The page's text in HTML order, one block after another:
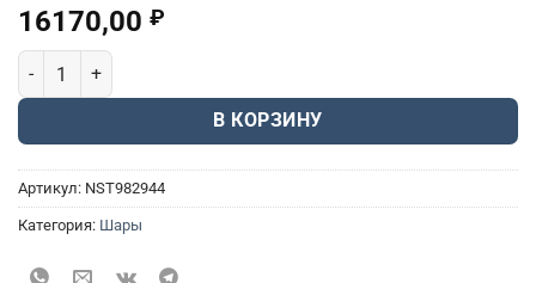
16170,00 ₽
Количество товара Шар Ø 400 мм
В КОРЗИНУ
Артикул: NST982944
Категория: Шары